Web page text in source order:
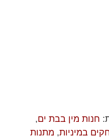
חנות מין בבת ים,
במיניות, מתנות